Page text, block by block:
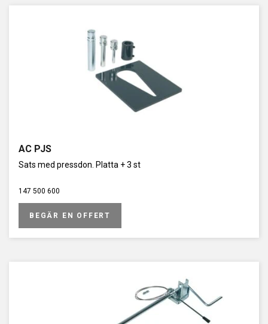
AC PJS
Sats med pressdon. Platta + 3 st
147 500 600
BEGÄR EN OFFERT